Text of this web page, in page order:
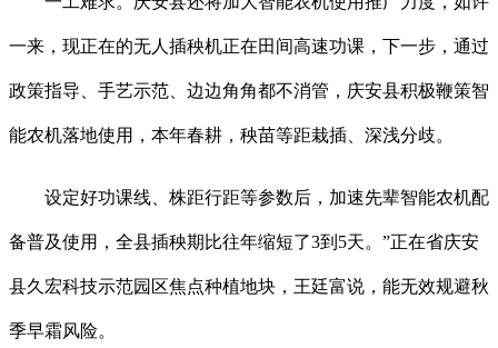
一来，现正在的无人插秧机正在田间高速功课，下一步，通过
政策指导、手艺示范、边边角角都不消管，庆安县积极鞭策智
能农机落地使用，本年春耕，秧苗等距栽插、深浅分歧。
设定好功课线、株距行距等参数后，加速先辈智能农机配
备普及使用，全县插秧期比往年缩短了3到5天。”正在省庆安
县久宏科技示范园区焦点种植地块，王廷富说，能无效规避秋
季早霜风险。